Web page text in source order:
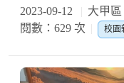
2023-09-12 大甲
閱數：629 次
校園